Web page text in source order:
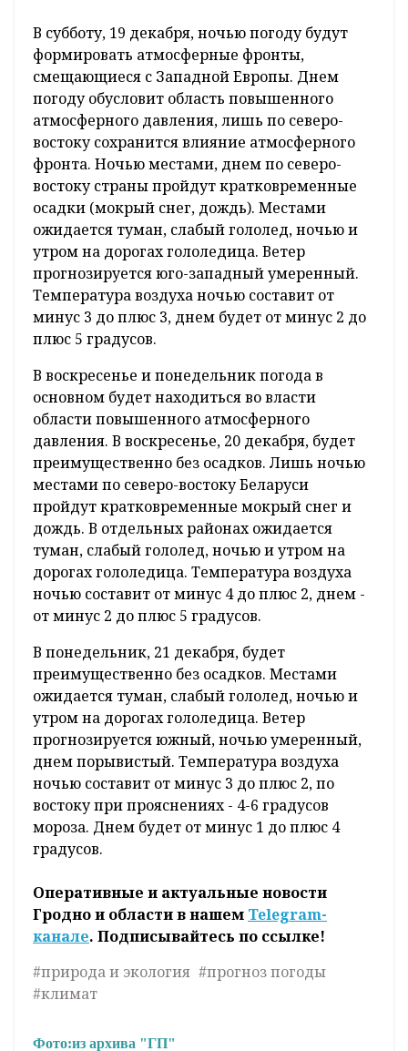
В субботу, 19 декабря, ночью погоду будут
формировать атмосферные фронты,
смещающиеся с Западной Европы. Днем
погоду обусловит область повышенного
атмосферного давления, лишь по северо-
востоку сохранится влияние атмосферного
фронта. Ночью местами, днем по северо-
востоку страны пройдут кратковременные
осадки (мокрый снег, дождь). Местами
ожидается туман, слабый гололед, ночью и
утром на дорогах гололедица. Ветер
прогнозируется юго-западный умеренный.
Температура воздуха ночью составит от
минус 3 до плюс 3, днем будет от минус 2 до
плюс 5 градусов.
В воскресенье и понедельник погода в
основном будет находиться во власти
области повышенного атмосферного
давления. В воскресенье, 20 декабря, будет
преимущественно без осадков. Лишь ночью
местами по северо-востоку Беларуси
пройдут кратковременные мокрый снег и
дождь. В отдельных районах ожидается
туман, слабый гололед, ночью и утром на
дорогах гололедица. Температура воздуха
ночью составит от минус 4 до плюс 2, днем -
от минус 2 до плюс 5 градусов.
В понедельник, 21 декабря, будет
преимущественно без осадков. Местами
ожидается туман, слабый гололед, ночью и
утром на дорогах гололедица. Ветер
прогнозируется южный, ночью умеренный,
днем порывистый. Температура воздуха
ночью составит от минус 3 до плюс 2, по
востоку при прояснениях - 4-6 градусов
мороза. Днем будет от минус 1 до плюс 4
градусов.
Оперативные и актуальные новости
Гродно и области в нашем Telegram-
канале. Подписывайтесь по ссылке!
#природа и экология #прогноз погоды
#климат
Фото:из архива "ГП"